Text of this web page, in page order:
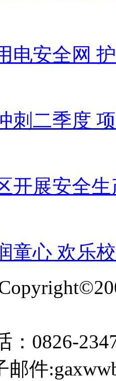
电安全网
刺二季度
开展安全
童心 欢乐
：0826-
邮件